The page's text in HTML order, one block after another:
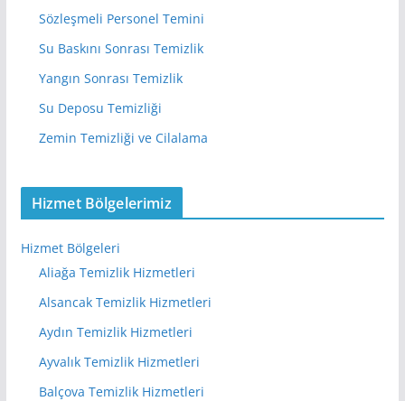
Sözleşmeli Personel Temini
Su Baskını Sonrası Temizlik
Yangın Sonrası Temizlik
Su Deposu Temizliği
Zemin Temizliği ve Cilalama
Hizmet Bölgelerimiz
Hizmet Bölgeleri
Aliağa Temizlik Hizmetleri
Alsancak Temizlik Hizmetleri
Aydın Temizlik Hizmetleri
Ayvalık Temizlik Hizmetleri
Balçova Temizlik Hizmetleri